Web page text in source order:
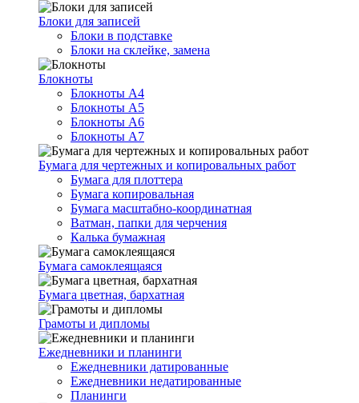
Блоки для записей
Блоки в подставке
Блоки на склейке, замена
Блокноты
Блокноты А4
Блокноты А5
Блокноты А6
Блокноты А7
Бумага для чертежных и копировальных работ
Бумага для плоттера
Бумага копировальная
Бумага масштабно-координатная
Ватман, папки для черчения
Калька бумажная
Бумага самоклеящаяся
Бумага цветная, бархатная
Грамоты и дипломы
Ежедневники и планинги
Ежедневники датированные
Ежедневники недатированные
Планинги